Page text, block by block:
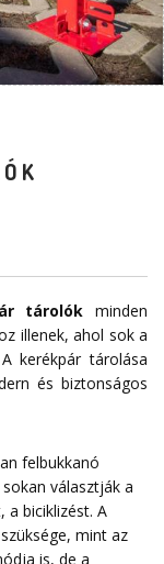
tárolók minden
illenek, ahol sok a
kerékpár tárolása
és biztonságos
felbukkanó
választják a
a biciklizést. A
mint az
is, de a